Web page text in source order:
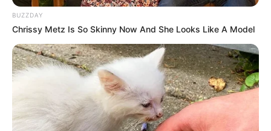
Firaun.
Baca juga:Kain Sasirangan Suku Banjar, Pernah Menjadi
Pengusir Roh Jahat
Terlahir ketika ada perintah Firaun untuk
membunuh bayi laki-laki
BUZZDAY
Chrissy Metz Is So Skinny Now And She Looks Like A Model